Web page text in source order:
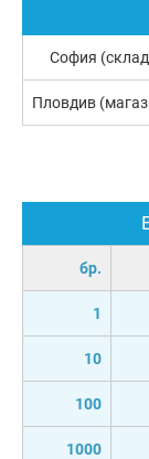
бр.
1
10
100
1000
София
Пловдив